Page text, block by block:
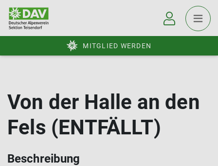
MITGLIED WERDEN
Von der Halle an den
Fels (ENTFÄLLT)
Beschreibung